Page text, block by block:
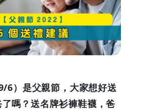
6）是父親節，大家想好送
嗎？送名牌衫褲鞋襪，爸